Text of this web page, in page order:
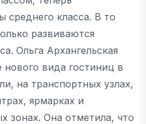
среднего класса. В то
развиваются
Ольга Архангельская
нового вида гостиниц в
на транспортных узлах,
ярмарках и
зонах. Она отметила, что